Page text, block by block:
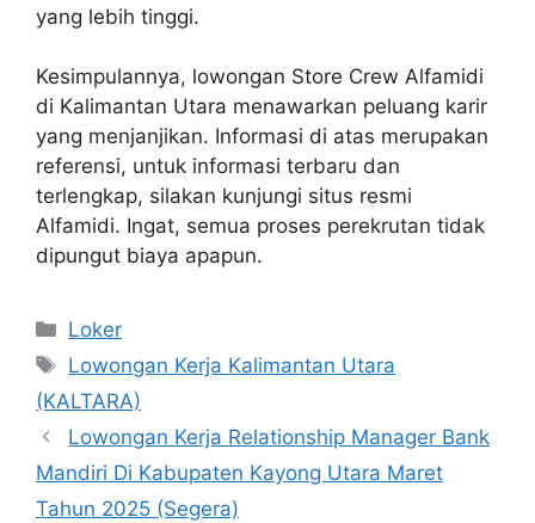
yang lebih tinggi.
Kesimpulannya, lowongan Store Crew Alfamidi
di Kalimantan Utara menawarkan peluang karir
yang menjanjikan. Informasi di atas merupakan
referensi, untuk informasi terbaru dan
terlengkap, silakan kunjungi situs resmi
Alfamidi. Ingat, semua proses perekrutan tidak
dipungut biaya apapun.
Kategori
Loker
Tag
Lowongan Kerja Kalimantan Utara
(KALTARA)
Lowongan Kerja Relationship Manager Bank
Mandiri Di Kabupaten Kayong Utara Maret
Tahun 2025 (Segera)